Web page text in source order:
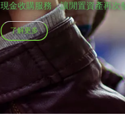
現金收購服務，讓閒置資產再次
了解更多